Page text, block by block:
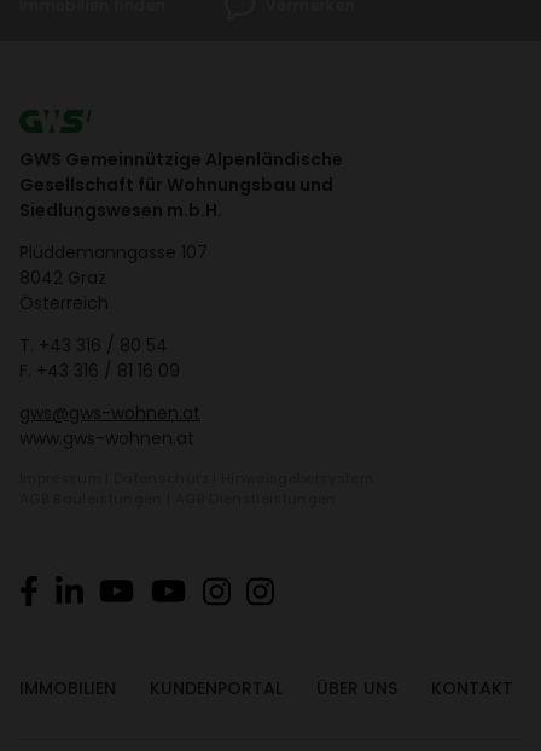
GWS Gemeinnützige Alpenländische
Gesellschaft für Wohnungsbau und
Siedlungswesen m.b.H.
Plüd­de­mann­gasse 107
8042 Graz
Öster­reich
T. +43 316 / 80 54
F. +43 316 / 81 16 09
gws@gws-wohnen.at
www.gws-wohnen.at
IMMO­BI­LIEN KUNDEN­PORTAL ÜBER UNS KONTAKT